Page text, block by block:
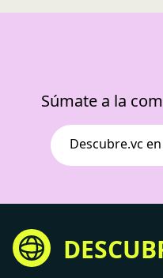
Súmate a la
Descubre.vc